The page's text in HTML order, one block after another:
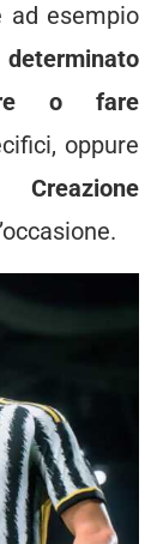
ad esempio
o fare
oppure